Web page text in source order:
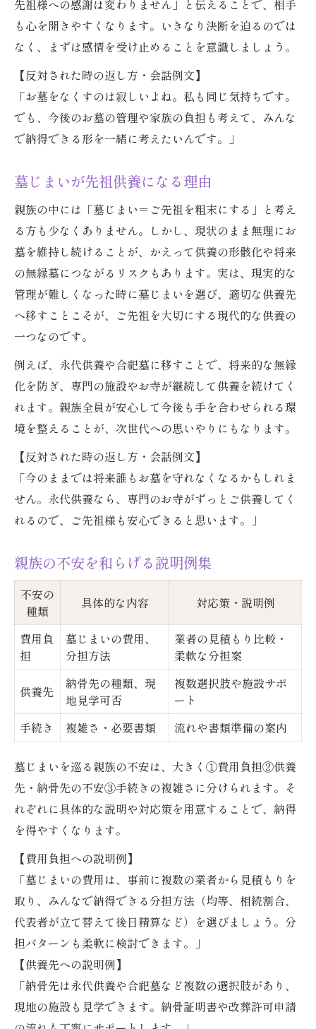
先祖様への感謝は変わりません」と伝えることで、相手
も心を開きやすくなります。いきなり決断を迫るのでは
なく、まずは感情を受け止めることを意識しましょう。
【反対された時の返し方・会話例文】
「お墓をなくすのは寂しいよね。私も同じ気持ちです。
でも、今後のお墓の管理や家族の負担も考えて、みんな
で納得できる形を一緒に考えたいんです。」
墓じまいが先祖供養になる理由
親族の中には「墓じまい＝ご先祖を粗末にする」と考え
る方も少なくありません。しかし、現状のまま無理にお
墓を維持し続けることが、かえって供養の形骸化や将来
の無縁墓につながるリスクもあります。実は、現実的な
管理が難しくなった時に墓じまいを選び、適切な供養先
へ移すことこそが、ご先祖を大切にする現代的な供養の
一つなのです。
例えば、永代供養や合祀墓に移すことで、将来的な無縁
化を防ぎ、専門の施設やお寺が継続して供養を続けてく
れます。親族全員が安心して今後も手を合わせられる環
境を整えることが、次世代への思いやりにもなります。
【反対された時の返し方・会話例文】
「今のままでは将来誰もお墓を守れなくなるかもしれま
せん。永代供養なら、専門のお寺がずっとご供養してく
れるので、ご先祖様も安心できると思います。」
親族の不安を和らげる説明例集
不安の
種類
具体的な内容 対応策・説明例
費用負
担
墓じまいの費用、
分担方法
業者の見積もり比較・
柔軟な分担案
供養先
納骨先の種類、現
地見学可否
複数選択肢や施設サポ
ート
手続き
複雑さ・必要書類 流れや書類準備の案内
墓じまいを巡る親族の不安は、大きく①費用負担②供養
先・納骨先の不安③手続きの複雑さに分けられます。そ
れぞれに具体的な説明や対応策を用意することで、納得
を得やすくなります。
【費用負担への説明例】
「墓じまいの費用は、事前に複数の業者から見積もりを
取り、みんなで納得できる分担方法（均等、相続割合、
代表者が立て替えて後日精算など）を選びましょう。分
担パターンも柔軟に検討できます。」
【供養先への説明例】
「納骨先は永代供養や合祀墓など複数の選択肢があり、
現地の施設も見学できます。納骨証明書や改葬許可申請